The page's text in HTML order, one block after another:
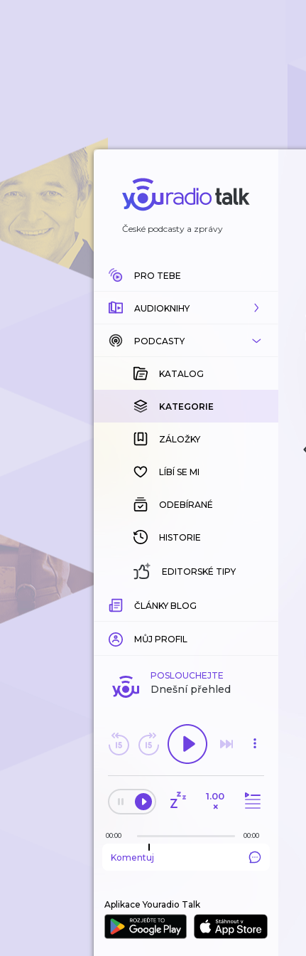
České podcasty a zprávy
PRO TEBE
AUDIOKNIHY
KATALOG
KOUPENÉ
KATEGORIE
ZÁLOŽKY
HISTORIE
PODCASTY
KATALOG
KATEGORIE
ZÁLOŽKY
LÍBÍ SE MI
ODEBÍRANÉ
HISTORIE
EDITORSKÉ TIPY
ČLÁNKY BLOG
MŮJ PROFIL
POSLOUCHEJTE
Dnešní přehled
1.00
×
00:00 00:00
Komentuj
Aplikace Youradio Talk